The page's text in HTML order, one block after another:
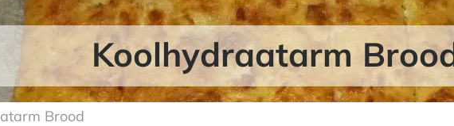
Koolhydraatarm
Brood